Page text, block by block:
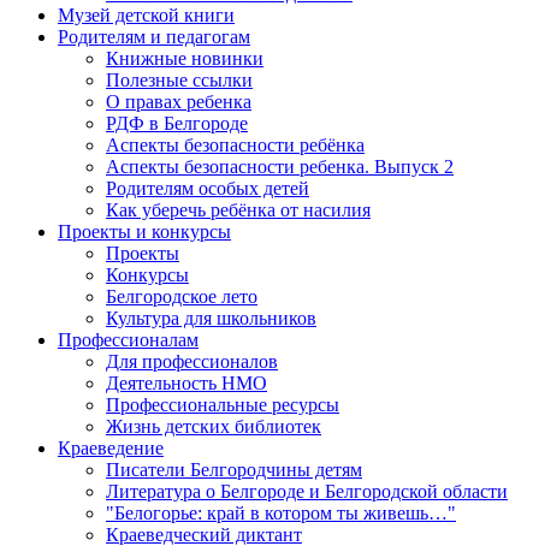
Музей детской книги
Родителям и педагогам
Книжные новинки
Полезные ссылки
О правах ребенка
РДФ в Белгороде
Аспекты безопасности ребёнка
Аспекты безопасности ребенка. Выпуск 2
Родителям особых детей
Как уберечь ребёнка от насилия
Проекты и конкурсы
Проекты
Конкурсы
Белгородское лето
Культура для школьников
Профессионалам
Для профессионалов
Деятельность НМО
Профессиональные ресурсы
Жизнь детских библиотек
Краеведение
Писатели Белгородчины детям
Литература о Белгороде и Белгородской области
"Белогорье: край в котором ты живешь…"
Краеведческий диктант